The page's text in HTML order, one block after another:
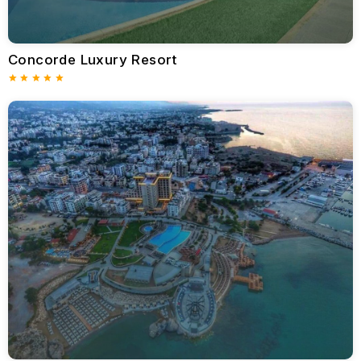
Olympic Lagoon Resort, dinlenmek ve eğlenmek için en iyi her
şey dahil tatil mekanı.
Paphos Athena Beach Hotel, hem lüks hem de eğlence sunan,
sahilde yer alan hoş bir oteldir. Her şey dahil paket, konukların
almasını garanti eder.
Önemli noktalar: İyi tasarlanmış ve deniz veya bahçe manzaralı
odalar. Aileler ve çiftler içinÖnemli noktalar: İyi tasarlanmış ve
deniz veya bahçe manzaralı odalar. Aileler ve çiftler için
uygun.Önemli noktalar: İyi tasarlanmış ve deniz veya bahçe
manzaralı odalar. Aileler ve çiftler için uygun.
Yemek: Akdeniz, ulemli noktalar: İyi tasarlanmış ve deniz veya
bahçe manzaralı odalar. Aileler ve çiftler için uygun.
Yemek: Akdeniz, uluslararası ve Kıbrıs yemekleri sunan birçok
restoran ve özel yemek geceleri vardır.
İmkanlar: Birkaç havuz, otelin hemen yanında kumlu bir plaj, spa
hizmetleri ve yapılacak bir sürü heyecan verici şey var.
Athena Beach Hotel, Baf’ta rahat ve stressiz bir tatil geçirmek
isteyen turistler için en iyi yerdir.
St. Elias Resort, Protaras’ın huzurlu bir kesiminde yer alır ve hem
dinlendirici hem de çekici olan her şey dahil bir tatil için harika
Concorde Luxury Resort